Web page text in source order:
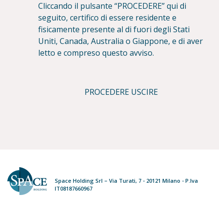
Cliccando il pulsante “PROCEDERE” qui di
seguito, certifico di essere residente e
fisicamente presente al di fuori degli Stati
Uniti, Canada, Australia o Giappone, e di aver
letto e compreso questo avviso.
PROCEDERE USCIRE
Space Holding Srl – Via Turati, 7 - 20121 Milano - P.Iva
IT08187660967